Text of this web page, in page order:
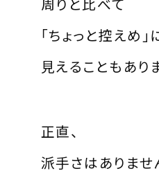
「ちょっと控えめ」
見えることもあり
正直、
派手さはありませ